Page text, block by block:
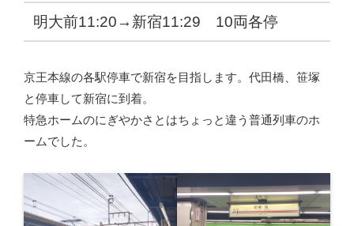
明大前11:20→新宿11:29 10両各停
京王本線の各駅停車で新宿を目指します。代田橋、笹塚
と停車して新宿に到着。
特急ホームのにぎやかさとはちょっと違う普通列車のホ
ームでした。